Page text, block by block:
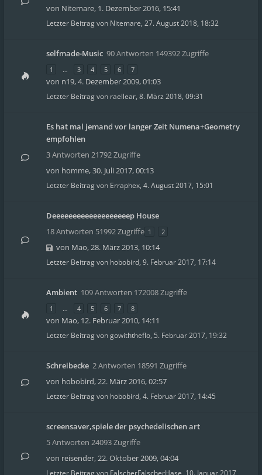
von Nitemare, 1. Dezember 2016, 15:41
Letzter Beitrag von Nitemare, 27. August 2018, 18:32
selfmade-Music 90 Antworten 149392 Zugriffe
1 … 3 4 5 6 7
von n19,4. Dezember 2009, 01:03
Letzter Beitrag von raellear, 8. März 2018, 09:31
Es hat mal jemand vor langer Zeit Numena+Geometry
empfohlen
3 Antworten 21792 Zugriffe
von homme,30. Juli 2017, 00:13
Letzter Beitrag von Erraphex, 4. August 2017, 15:01
Deeeeeeeeeeeeeeeeeeep House
18 Antworten 51992 Zugriffe 1 2
von Mao,28. März 2013, 10:14
Letzter Beitrag von hobobird, 9. Februar 2017, 17:14
Ambient 109 Antworten 172008 Zugriffe
1 … 4 5 6 7 8
von Mao, 12. Februar 2010, 14:11
Letzter Beitrag vongowiththeflo, 5. Februar 2017, 19:32
Schreibecke 2 Antworten 18591 Zugriffe
von hobobird,22. März 2016, 02:57
Letzter Beitrag von hobobird, 4. Februar 2017, 14:45
screensaver,spiele der psychedelischen art
5 Antworten 24093 Zugriffe
von reisender,22. Oktober 2009, 04:04
Letzter Beitrag von FalscherFalscherHase, 10. Januar 2017,